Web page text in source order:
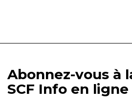
Abonnez-vous à
SCF Info en ligne